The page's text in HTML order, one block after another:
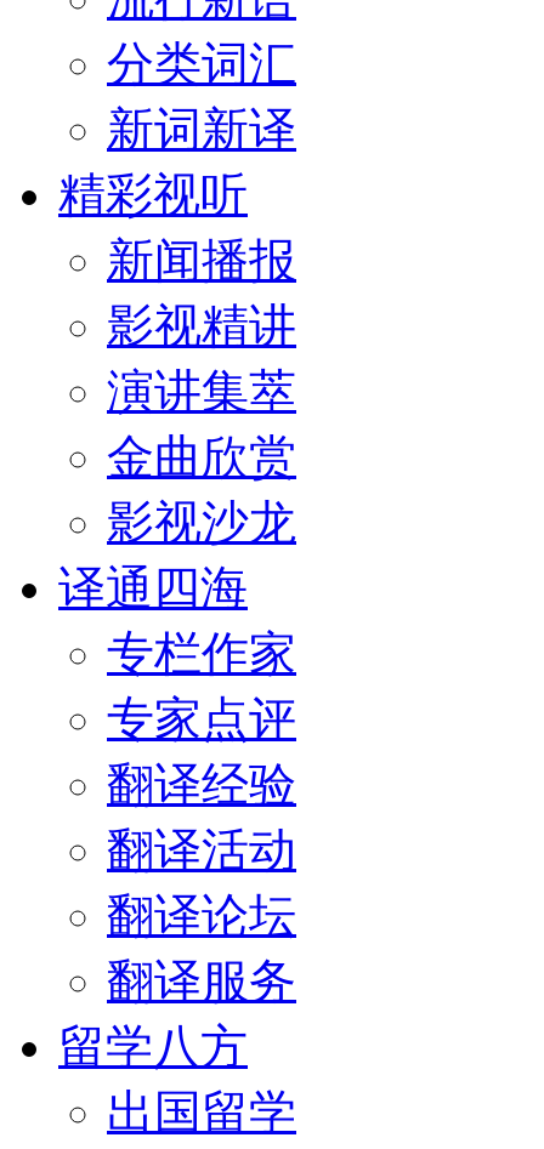
分类词汇
新词新译
精彩视听
新闻播报
影视精讲
演讲集萃
金曲欣赏
影视沙龙
译通四海
专栏作家
专家点评
翻译经验
翻译活动
翻译论坛
翻译服务
留学八方
出国留学